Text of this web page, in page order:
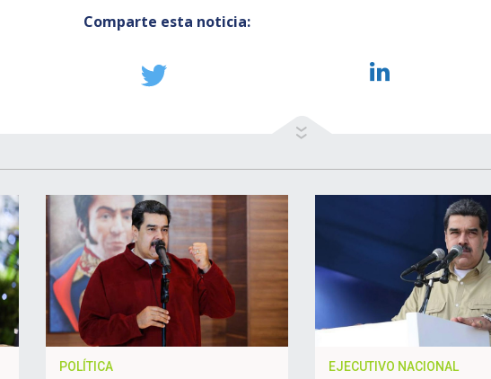
Comparte esta noticia:
POLÍTICA EJECUTIVO NACIONAL